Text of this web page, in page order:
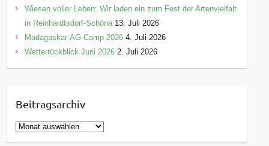
Wiesen voller Leben: Wir laden ein zum Fest der Artenvielfalt
in Reinhardtsdorf-Schöna 13. Juli 2026
Madagaskar-AG-Camp 2026 4. Juli 2026
Wetterrückblick Juni 2026 2. Juli 2026
Beitragsarchiv
B
e